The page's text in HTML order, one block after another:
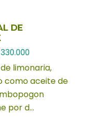
DE
limonaria,
como aceite de
por d...